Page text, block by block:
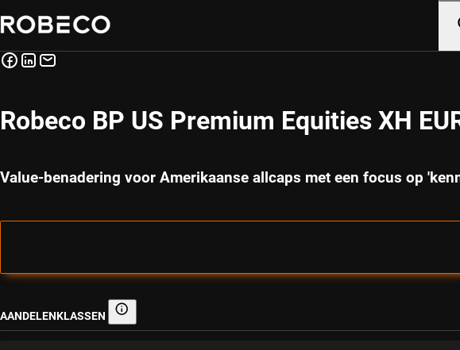
Robeco BP US Premium Equities XH
Value-benadering voor Amerikaanse allcaps met een focus op
AANDELENKLASSEN Aandelenklassen